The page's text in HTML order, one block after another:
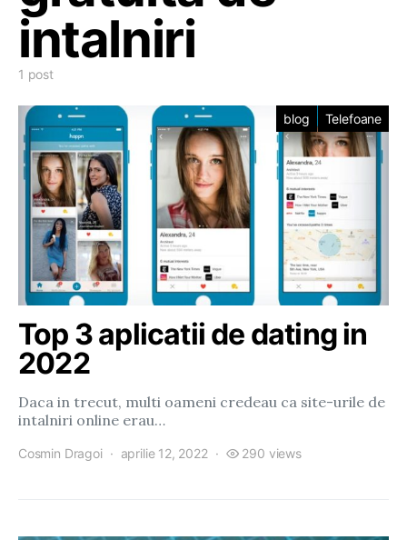
intalniri
1 post
blog Telefoane
Top 3 aplicatii de dating in
2022
Daca in trecut, multi oameni credeau ca site-urile de
intalniri online erau…
Cosmin Dragoi aprilie 12, 2022 290 views